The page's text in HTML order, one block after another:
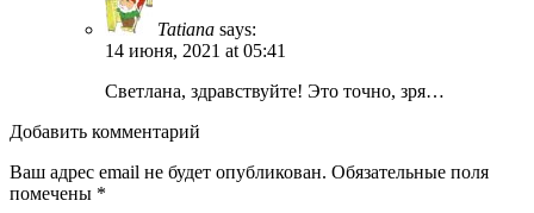
Tatiana says:
14 июня, 2021 at 05:41
Светлана, здравствуйте! Это точно, зря…
Добавить комментарий
Ваш адрес email не будет опубликован. Обязательные поля
помечены *